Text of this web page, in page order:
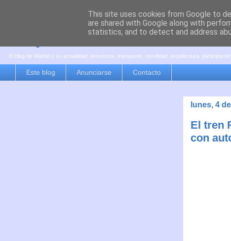
es por madrid
El blog de Madrid y su actualidad, proyectos, transporte, movilidad, arquitectura,
Este blog Anunciarse Contacto
lunes, 4
El tren
con
This site uses cookies from Google to
are shared with Google along with
statistics, and to detect and address